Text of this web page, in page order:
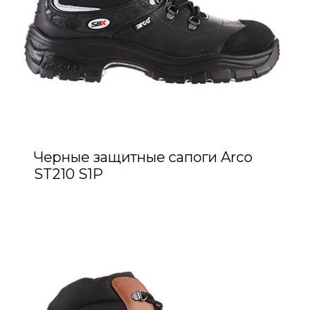
Черные защитные сапоги Arco
ST210 S1P